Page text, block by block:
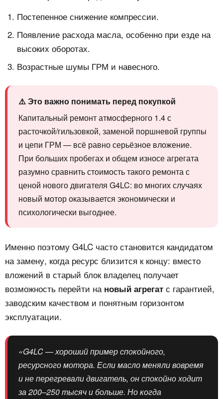
Постепенное снижение компрессии.
Появление расхода масла, особенно при езде на
высоких оборотах.
Возрастные шумы ГРМ и навесного.
⚠️ Это важно понимать перед покупкой
Капитальный ремонт атмосферного 1.4 с
расточкой/гильзовкой, заменой поршневой группы
и цепи ГРМ — всё равно серьёзное вложение.
При больших пробегах и общем износе агрегата
разумно сравнить стоимость такого ремонта с
ценой нового двигателя G4LC: во многих случаях
новый мотор оказывается экономически и
психологически выгоднее.
Именно поэтому G4LC часто становится кандидатом
на замену, когда ресурс близится к концу: вместо
вложений в старый блок владелец получает
возможность перейти на новый агрегат с гарантией,
заводским качеством и понятным горизонтом
эксплуатации.
«G4LC — хороший пример спокойного,
ресурсного мотора. Если масло меняли вовремя
и не перегревали двигатель, он спокойно ходит
за 200–250 тысяч и больше. Но когда